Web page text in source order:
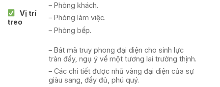
Vị trí
treo
– Phòng khách.
– Phòng làm việc.
– Phòng bếp.
– Bát mã truy phong đại diện cho sinh lực
tràn đầy, ngụ ý về một tương lai trường thịnh.
– Các chi tiết được nhũ vàng đại diện của sự
giàu sang, đầy đủ, phú quý.